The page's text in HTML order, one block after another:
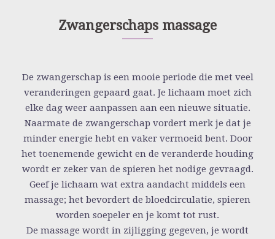
Zwangerschaps massage
De zwangerschap is een mooie periode die met veel
veranderingen gepaard gaat. Je lichaam moet zich
elke dag weer aanpassen aan een nieuwe situatie.
Naarmate de zwangerschap vordert merk je dat je
minder energie hebt en vaker vermoeid bent. Door
het toenemende gewicht en de veranderde houding
wordt er zeker van de spieren het nodige gevraagd.
Geef je lichaam wat extra aandacht middels een
massage; het bevordert de bloedcirculatie, spieren
worden soepeler en je komt tot rust.
De massage wordt in zijligging gegeven, je wordt